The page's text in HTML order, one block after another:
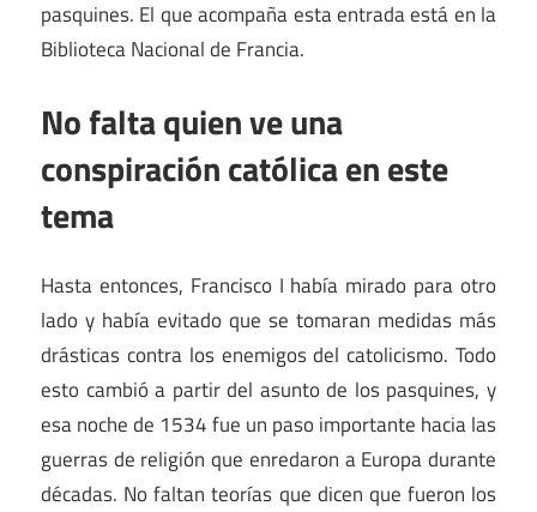
pasquines. El que acompaña esta entrada está en la
Biblioteca Nacional de Francia.
No falta quien ve una
conspiración católica en este
tema
Hasta entonces, Francisco I había mirado para otro
lado y había evitado que se tomaran medidas más
drásticas contra los enemigos del catolicismo. Todo
esto cambió a partir del asunto de los pasquines, y
esa noche de 1534 fue un paso importante hacia las
guerras de religión que enredaron a Europa durante
décadas. No faltan teorías que dicen que fueron los